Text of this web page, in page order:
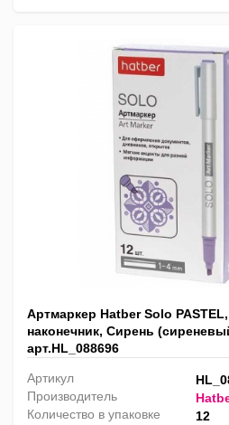
Артмаркер Hatber Solo
наконечник, Сирень
арт.HL_088696
Артикул
Производитель
Количество в упаковке
12